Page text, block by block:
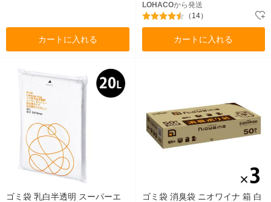
カートに入れる
LOHACOから発送
（14）
カートに入れる
ゴミ袋 乳白半透明 スーパーエ
ゴミ袋 消臭袋 ニオワイナ 箱 白